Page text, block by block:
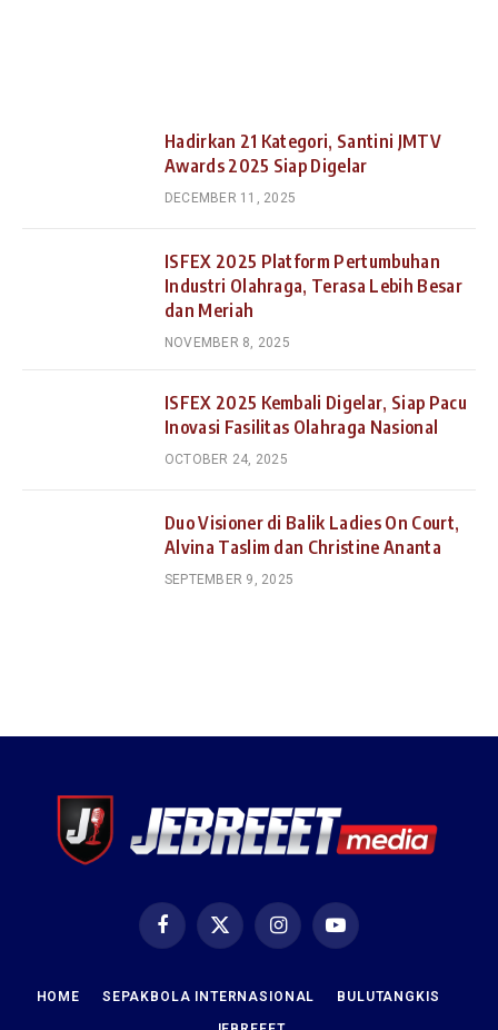
Hadirkan 21 Kategori, Santini JMTV
Awards 2025 Siap Digelar
DECEMBER 11, 2025
ISFEX 2025 Platform Pertumbuhan
Industri Olahraga, Terasa Lebih Besar
dan Meriah
NOVEMBER 8, 2025
ISFEX 2025 Kembali Digelar, Siap Pacu
Inovasi Fasilitas Olahraga Nasional
OCTOBER 24, 2025
Duo Visioner di Balik Ladies On Court,
Alvina Taslim dan Christine Ananta
SEPTEMBER 9, 2025
FacebookX
(Twitter)
InstagramYouTube
HOME SEPAKBOLA INTERNASIONAL BULUTANGKIS